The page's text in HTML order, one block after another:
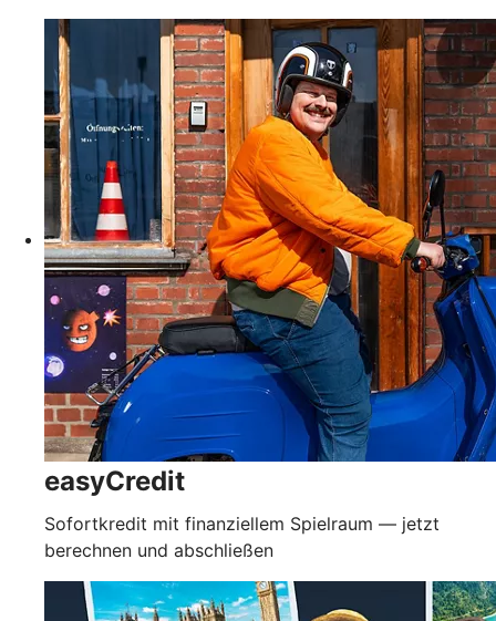
easyCredit
Sofortkredit mit finanziellem Spielraum — jetzt
berechnen und abschließen